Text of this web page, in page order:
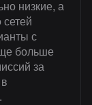
низкие, а
с
больше
за
.